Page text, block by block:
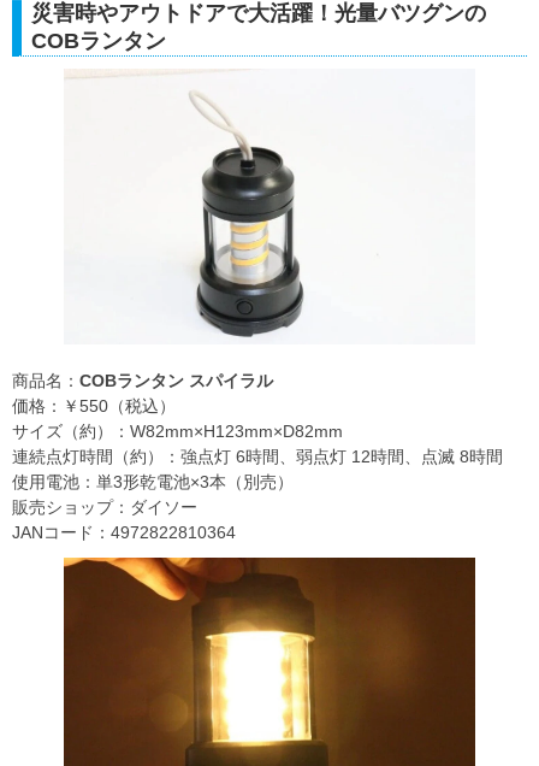
災害時やアウトドアで大活躍！光量バツグンの
COBランタン
商品名： COBランタン スパイラル
価格：￥550（税込）
サイズ（約）：W82mm×H123mm×D82mm
連続点灯時間（約）：強点灯 6時間、弱点灯 12時間、点滅 8時間
使用電池：単3形乾電池×3本（別売）
販売ショップ：ダイソー
JANコード：4972822810364